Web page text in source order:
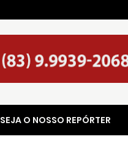
SEJA O NOSSO REPÓRTER